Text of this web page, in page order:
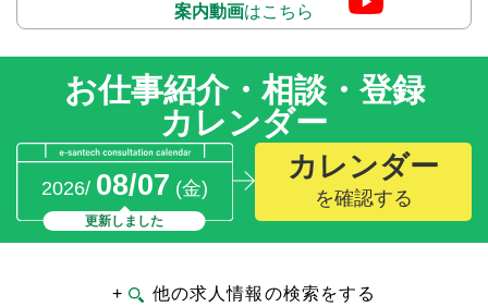
案内動画はこちら
お仕事紹介・相談・登録
カレンダー
2026/ 08/07 (金)
更新しました
カレンダー
を確認する
+ 他の求人情報の検索をする